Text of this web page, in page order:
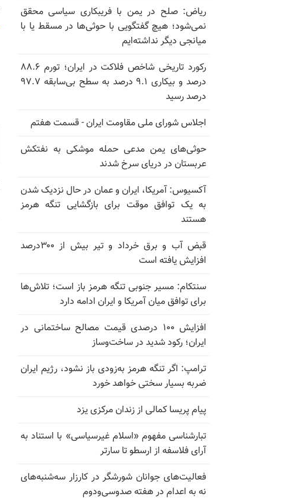
ریاض: صلح در یمن با فریبکاری سیاسی محقق
نمی‌شود؛ هیچ گفتگویی با حوثی‌ها در مسقط یا با
میانجی دیگر نداشته‌ایم
رکورد تاریخی شاخص فلاکت در ایران؛ تورم ۸۸.۶
درصد و بیکاری ۹.۱ درصد به سطح بی‌سابقه ۹۷.۷
درصد رسید
اجلاس شورای ملی مقاومت ایران - قسمت هفتم
حوثی‌های یمن مدعی حمله موشکی به نفتکش
عربستان در دریای سرخ شدند
آکسیوس: آمریکا، ایران و عمان در حال نزدیک شدن
به یک توافق موقت برای بازگشایی تنگه هرمز
هستند
قبض آب و برق خرداد و تیر بیش از ۳۰۰درصد
افزایش یافته است
سنتکام: مسیر جنوبی تنگه هرمز باز است؛ تلاش‌ها
برای توافق میان آمریکا و ایران ادامه دارد
افزایش ۱۰۰ درصدی قیمت مصالح ساختمانی در
ایران؛ رکود شدید در ساخت‌وساز
ترامپ: اگر تنگه هرمز به‌زودی باز نشود، رژیم ایران
ضربه بسیار سختی خواهد خورد
پیام پریسا کمالی از زندان مرکزی یزد
تبارشناسی مفهوم «اسلام غیرسیاسی» با استناد به
آرای فلاسفه از ارسطو تا سارتر
فعالیت‌های جوانان شورشگر در کارزار سه‌شنبه‌های
نه به اعدام در هفته صدوسی‌و‌دوم